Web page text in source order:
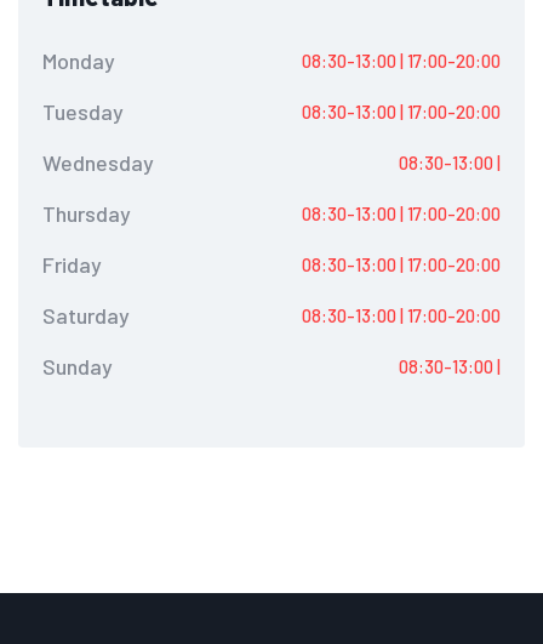
Monday 08:30-13:00 | 17:00-20:00
Tuesday 08:30-13:00 | 17:00-20:00
Wednesday 08:30-13:00 |
Thursday 08:30-13:00 | 17:00-20:00
Friday 08:30-13:00 | 17:00-20:00
Saturday 08:30-13:00 | 17:00-20:00
Sunday 08:30-13:00 |